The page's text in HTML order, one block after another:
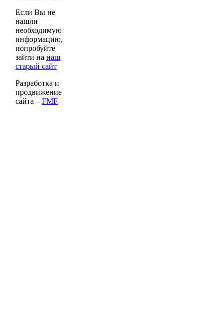
Если Вы не
нашли
необходимую
информацию,
попробуйте
зайти на наш
старый сайт
Разработка и
продвижение
сайта – FMF